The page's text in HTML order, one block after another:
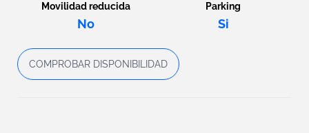
Movilidad reducida
No
Parking
Si
COMPROBAR DISPONIBILIDAD